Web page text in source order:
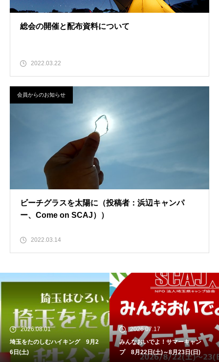
総会の開催と配布資料について
2022.03.22
会員からのお知らせ
ビーチグラスを太陽に（投稿者：浜辺キャンパ
ー、Come on SCAJ））
2022.03.14
2026.08.01
埼玉をたのしむハイキング 9月2
6日(土)
2026.07.17
みんなおいでよ！サマーキャン
プ 8月22日(土)～8月23日(日)